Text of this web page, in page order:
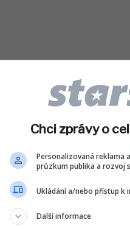
Chci zprávy o
Personalizovaná reklama
průzkum publika a rozvoj
Ukládání a/nebo přístup k
Další informace